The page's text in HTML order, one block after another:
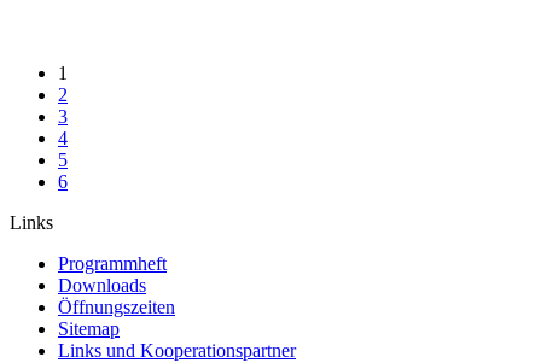
1
2
3
4
5
6
Links
Programmheft
Downloads
Öffnungszeiten
Sitemap
Links und Kooperationspartner